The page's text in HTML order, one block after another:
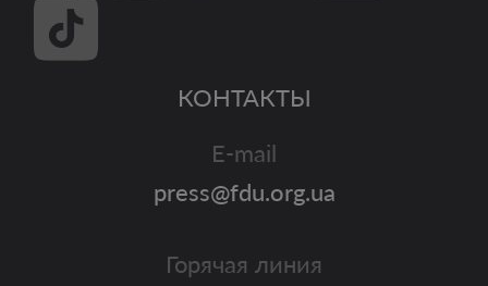
КОНТАКТЫ
E-mail
press@fdu.org.ua
Горячая линия